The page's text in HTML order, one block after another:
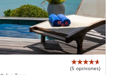
(5 opiniones)